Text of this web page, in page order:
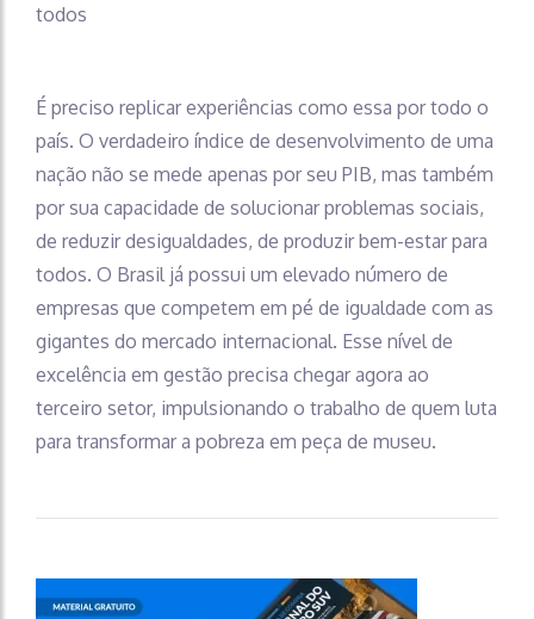
todos
É preciso replicar experiências como essa por todo o
país. O verdadeiro índice de desenvolvimento de uma
nação não se mede apenas por seu PIB, mas também
por sua capacidade de solucionar problemas sociais,
de reduzir desigualdades, de produzir bem-estar para
todos. O Brasil já possui um elevado número de
empresas que competem em pé de igualdade com as
gigantes do mercado internacional. Esse nível de
excelência em gestão precisa chegar agora ao
terceiro setor, impulsionando o trabalho de quem luta
para transformar a pobreza em peça de museu.